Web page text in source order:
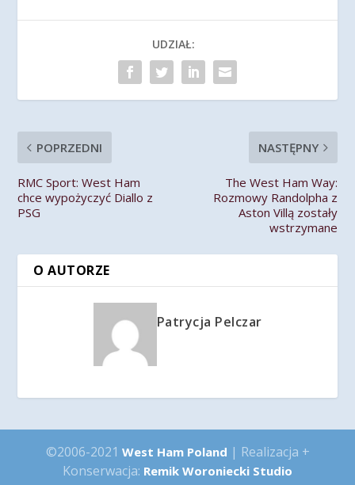
UDZIAŁ:
POPRZEDNI
RMC Sport: West Ham
chce wypożyczyć Diallo z
PSG
NASTĘPNY
The West Ham Way:
Rozmowy Randolpha z
Aston Villą zostały
wstrzymane
O AUTORZE
Patrycja Pelczar
©2006-2021 West Ham Poland | Realizacja +
Konserwacja: Remik Woroniecki Studio